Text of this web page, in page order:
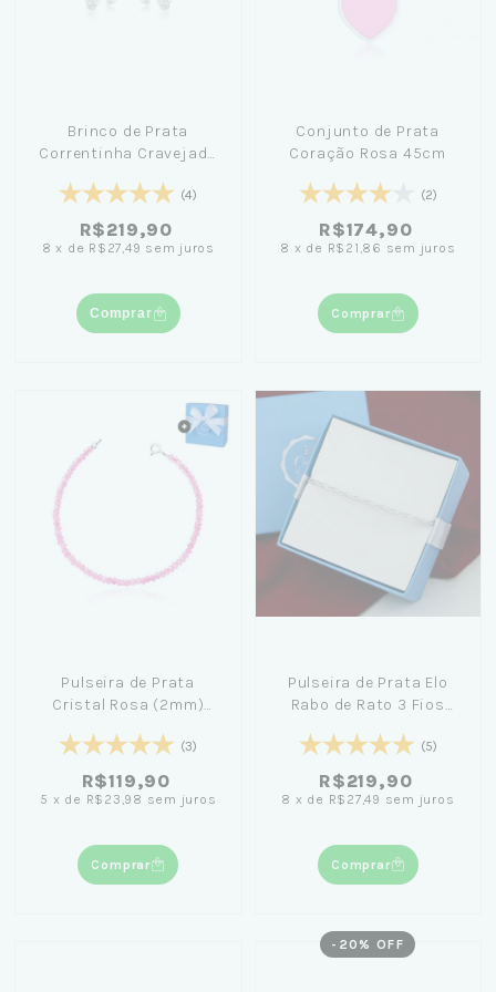
Brinco de Prata
Correntinha Cravejado
(4)
R$219,90
8 x de R$27,49 sem juros
Comprar
Conjunto de Prata
Coração Rosa 45cm
(2)
R$174,90
8 x de R$21,86 sem juros
Comprar
Pulseira de Prata
Cristal Rosa (2mm)
(3)
R$119,90
5 x de R$23,98 sem juros
Comprar
Pulseira de Prata Elo
Rabo de Rato 3 Fios
Laço Azul
(5)
R$219,90
8 x de R$27,49 sem juros
Comprar
- 20 % OFF